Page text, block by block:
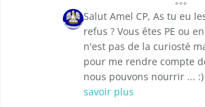
Salut Amel CP, As tu eu
refus ? Vous êtes PE ou
n'est pas de la curiosté
pour me rendre compte
nous pouvons nourrir ...
savoir plus